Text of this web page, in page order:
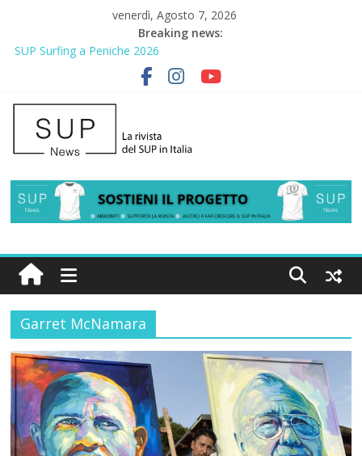
venerdì, Agosto 7, 2026
Breaking news:
SUP Surfing a Peniche 2026
AirSUP a Gallico: prima storica gara per Reggio Calabria
Gallico Paddle Fest 2026: sul lungomare di Gallico torna la festa
del SUP
Porto Selvaggio, a lezione di soccorso con la giornata della
prevenzione
2° Urban Sup Trophy: la regata solidale per lo IOR
Garret McNamara